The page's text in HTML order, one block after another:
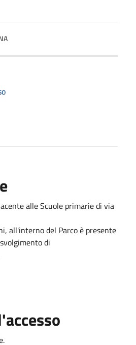
alle Scuole primarie di via
all'interno del Parco è presente
di